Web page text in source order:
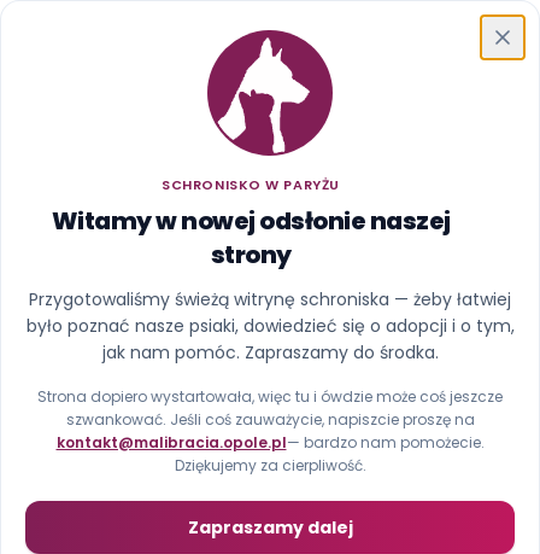
SCHRONISKO W PARYŻU
Witamy w nowej odsłonie naszej
strony
Przygotowaliśmy świeżą witrynę schroniska — żeby łatwiej
było poznać nasze psiaki, dowiedzieć się o adopcji i o tym,
jak nam pomóc. Zapraszamy do środka.
Strona dopiero wystartowała, więc tu i ówdzie może coś jeszcze
szwankować. Jeśli coś zauważycie, napiszcie proszę na
kontakt@malibracia.opole.pl— bardzo nam pomożecie.
Dziękujemy za cierpliwość.
Zapraszamy dalej
Schronisko w Paryżu
Ups, ta strona uciekła z
kojca
Nie znaleźliśmy strony pod tym adresem (błąd 404).
Strona główna Zobacz psiaki